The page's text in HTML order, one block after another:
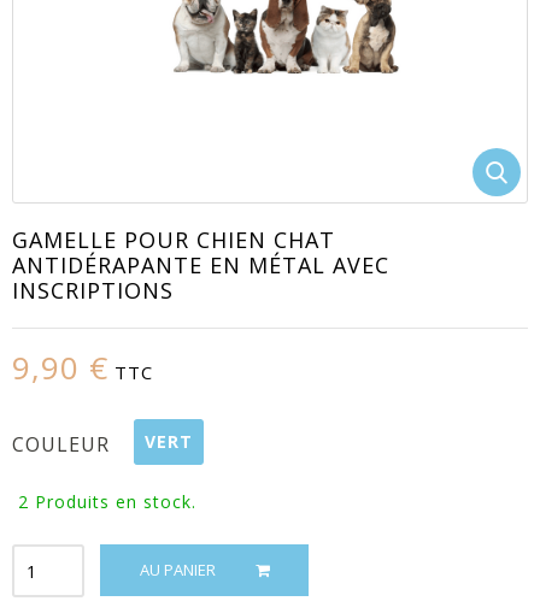
GAMELLE POUR CHIEN CHAT
ANTIDÉRAPANTE EN MÉTAL AVEC
INSCRIPTIONS
9,90 € TTC
COULEUR VERT
2 Produits en stock.
AU PANIER